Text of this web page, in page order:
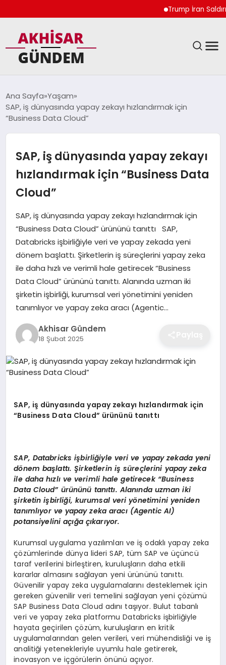
Trump İran
DÜNYA
TEKNOLOJI
YAŞAM
Ana Sayfa Yaşam
SAP, iş dünyasında yapay zekayı hızlandırmak için
“Business Data Cloud”
SAP, iş dünyasında yapay zekayı
hızlandırmak için “Business Data
Cloud”
SAP, iş dünyasında yapay zekayı hızlandırmak için
“Business Data Cloud” ürününü tanıttı SAP,
Databricks işbirliğiyle veri ve yapay zekada yeni
dönem başlattı. Şirketlerin iş süreçlerini yapay zeka
ile daha hızlı ve verimli hale getirecek “Business
Data Cloud” ürününü tanıttı. Alanında uzman iki
şirketin işbirliği, kurumsal veri yönetimini yeniden
tanımlıyor ve yapay zeka aracı (Agentic…
Akhisar Gündem
18 Şubat 2025
SAP, iş dünyasında yapay zekayı hızlandırmak için
“Business Data Cloud” ürününü tanıttı
SAP, Databricks işbirliğiyle veri ve yapay zekada yeni
dönem başlattı. Şirketlerin iş süreçlerini yapay zeka
ile daha hızlı ve verimli hale getirecek “Business
Data Cloud” ürününü tanıttı. Alanında uzman iki
şirketin işbirliği, kurumsal veri yönetimini yeniden
tanımlıyor ve yapay zeka aracı (Agentic AI)
potansiyelini açığa çıkarıyor.
Kurumsal uygulama yazılımları ve iş odaklı yapay zeka
çözümlerinde dünya lideri SAP, tüm SAP ve üçüncü
taraf verilerini birleştiren, kuruluşların daha etkili
kararlar almasını sağlayan yeni ürününü tanıttı.
Güvenilir yapay zeka uygulamalarını desteklemek için
gereken güvenilir veri temelini sağlayan yeni çözümü
SAP Business Data Cloud adını taşıyor. Bulut tabanlı
veri ve yapay zeka platformu Databricks işbirliğiyle
hayata geçirilen çözüm, kuruluşların en kritik
uygulamalarından gelen verileri, veri mühendisliği ve iş
analitiği yetenekleriyle uyumlu hale getirerek,
inovasyon ve içgörülerin önünü açıyor.